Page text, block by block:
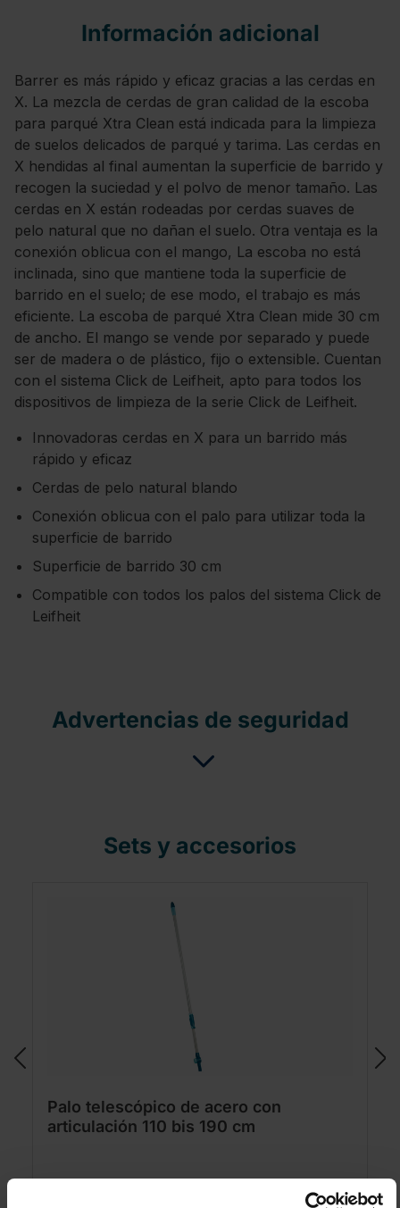
Información adicional
Barrer es más rápido y eficaz gracias a las cerdas en
X. La mezcla de cerdas de gran calidad de la escoba
para parqué Xtra Clean está indicada para la limpieza
de suelos delicados de parqué y tarima. Las cerdas en
X hendidas al final aumentan la superficie de barrido y
recogen la suciedad y el polvo de menor tamaño. Las
cerdas en X están rodeadas por cerdas suaves de
pelo natural que no dañan el suelo. Otra ventaja es la
conexión oblicua con el mango, La escoba no está
inclinada, sino que mantiene toda la superficie de
barrido en el suelo; de ese modo, el trabajo es más
eficiente. La escoba de parqué Xtra Clean mide 30 cm
de ancho. El mango se vende por separado y puede
ser de madera o de plástico, fijo o extensible. Cuentan
con el sistema Click de Leifheit, apto para todos los
dispositivos de limpieza de la serie Click de Leifheit.
Innovadoras cerdas en X para un barrido más
rápido y eficaz
Cerdas de pelo natural blando
Conexión oblicua con el palo para utilizar toda la
superficie de barrido
Superficie de barrido 30 cm
Compatible con todos los palos del sistema Click de
Leifheit
Advertencias de seguridad
Sets y accesorios
Palo telescópico de acero con
articulación 110 bis 190 cm